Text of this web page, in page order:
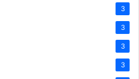
3
3
3
3